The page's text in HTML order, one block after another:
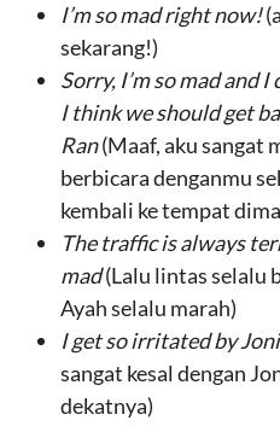
I’m so mad right now!
sekarang!)
Sorry, I’m so mad and
I think we should get
Ran(Maaf, aku sangat
berbicara denganmu
kembali ke tempat
The traffic is always
mad(Lalu lintas selalu
Ayah selalu marah)
I get so irritated by
sangat kesal dengan
dekatnya)